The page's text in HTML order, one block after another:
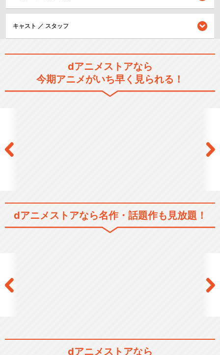
ドラマ/青春
シリーズ／関連のアニメ作品
鉄腕アトム (1963)
キャスト ／ スタッフ
dアニメストアなら
今期アニメがいち早く見られる！
dアニメストアなら名作・話題作も見放題！
dアニメストアなら